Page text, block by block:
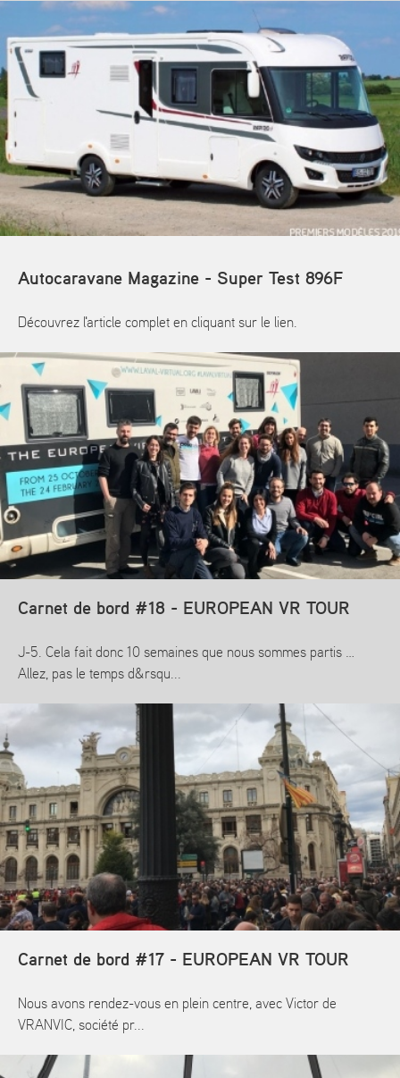
Autocaravane Magazine - Super Test 896F
Découvrez l'article complet en cliquant sur le lien.
En savoir plus
Carnet de bord #18 - EUROPEAN VR TOUR
J-5. Cela fait donc 10 semaines que nous sommes partis …
Allez, pas le temps d&rsqu...
En savoir plus
Carnet de bord #17 - EUROPEAN VR TOUR
Nous avons rendez-vous en plein centre, avec Victor de
VRANVIC, société pr...
En savoir plus